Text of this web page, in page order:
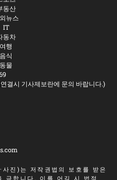
동산
뉴스
IT
동차
여행
음식
동물
결시 기사제보란에 문의 바랍니다.)
사진)는 저작권법의 보호를 받은
금합니다. 이를 어길 시 법적